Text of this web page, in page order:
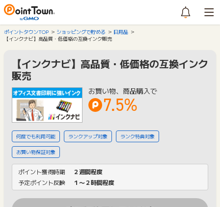
ポイントタウンTOP ショッピングで貯める
日用品
【インクナビ】高品質・低価格の互換インク販売
【インクナビ】高品質・低価格の互換インク
販売
お買い物、商品購入で
7.5%
何度でも利用可能 ランクアップ対象 ランク特典対象
お買い物保証対象
ポイント獲得時期
２週間程度
予定ポイント反映
１〜２時間程度